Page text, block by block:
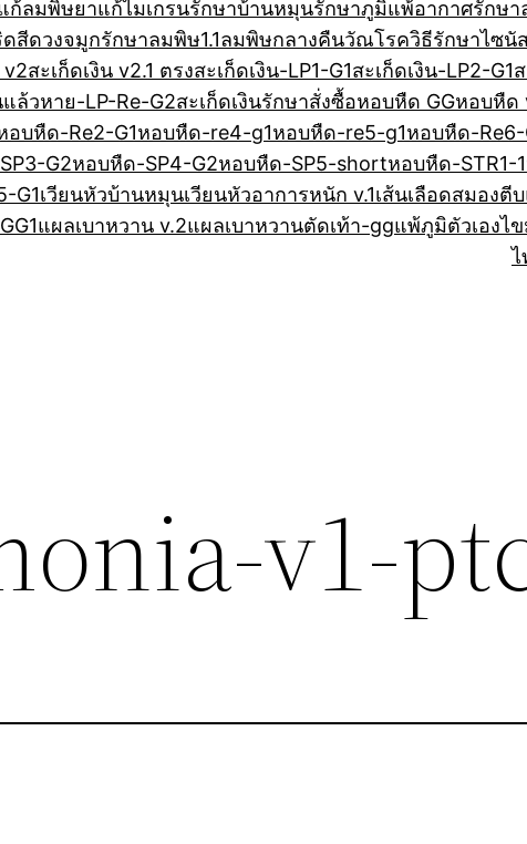
ก้ลมพิษยาแก้ไมเกรนรักษาบ้านหมุนรักษาภูมิแพ้อากาศรักษ
ดสีดวงจมูกรักษาลมพิษ1.1ลมพิษกลางคืนวัณโรควิธีรักษาไซนั
v2สะเก็ดเงิน v2.1 ตรงสะเก็ดเงิน-LP1-G1สะเก็ดเงิน-LP2-G1
แล้วหาย-LP-Re-G2สะเก็ดเงินรักษาสั่งซื้อหอบหืด GGหอบหืด
อบหืด-Re2-G1หอบหืด-re4-g1หอบหืด-re5-g1หอบหืด-Re6-
G2หอบหืด-SP4-G2หอบหืด-SP5-shortหอบหืด-STR1-1
G1เวียนหัวบ้านหมุนเวียนหัวอาการหนัก v.1เส้นเลือดสมองตีบ
แผลเบาหวาน v.2แผลเบาหวานตัดเท้า-ggแพ้ภูมิตัวเองไ
v1-